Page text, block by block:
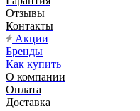
Отзывы
Контакты
Акции
Бренды
Как купить
О компании
Оплата
Доставка